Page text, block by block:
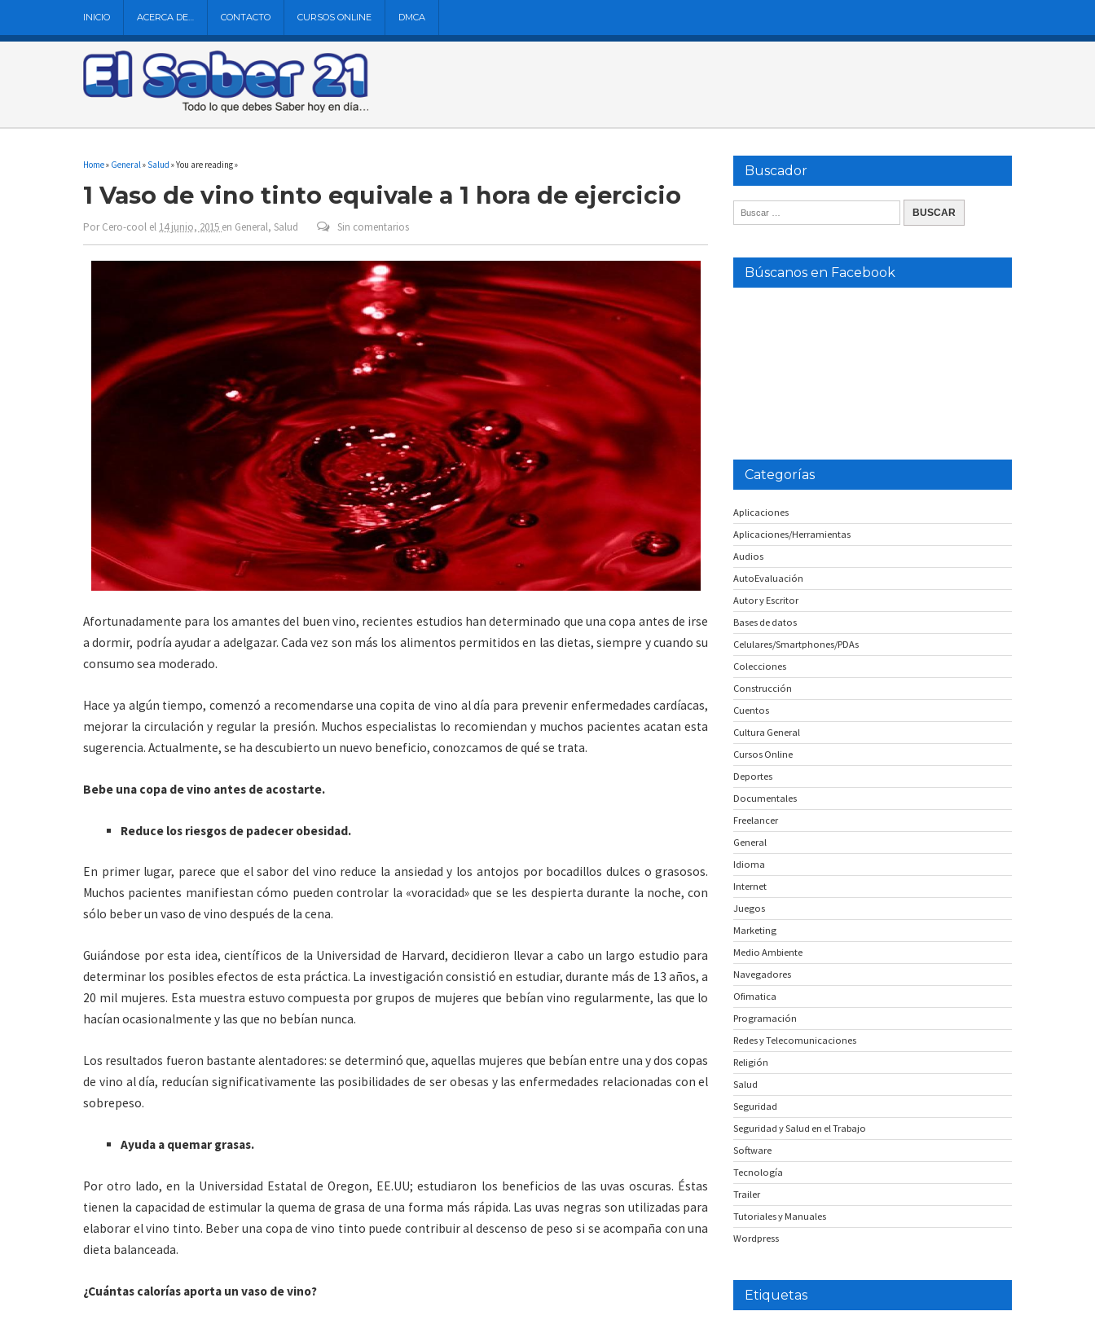
INICIO ACERCA DE… CONTACTO CURSOS ONLINE DMCA
Home» General» Salud » You are reading »
1 Vaso de vino tinto equivale a 1 hora de ejercicio
PorCero-cool el 14 junio, 2015 en General, Salud Sin comentarios
Afortunadamente para los amantes del buen vino, recientes estudios han determinado que una copa antes de irse
a dormir, podría ayudar a adelgazar. Cada vez son más los alimentos permitidos en las dietas, siempre y cuando su
consumo sea moderado.
Hace ya algún tiempo, comenzó a recomendarse una copita de vino al día para prevenir enfermedades cardíacas,
mejorar la circulación y regular la presión. Muchos especialistas lo recomiendan y muchos pacientes acatan esta
sugerencia. Actualmente, se ha descubierto un nuevo beneficio, conozcamos de qué se trata.
Bebe una copa de vino antes de acostarte.
Reduce los riesgos de padecer obesidad.
En primer lugar, parece que el sabor del vino reduce la ansiedad y los antojos por bocadillos dulces o grasosos.
Muchos pacientes manifiestan cómo pueden controlar la «voracidad» que se les despierta durante la noche, con
sólo beber un vaso de vino después de la cena.
Guiándose por esta idea, científicos de la Universidad de Harvard, decidieron llevar a cabo un largo estudio para
determinar los posibles efectos de esta práctica. La investigación consistió en estudiar, durante más de 13 años, a
20 mil mujeres. Esta muestra estuvo compuesta por grupos de mujeres que bebían vino regularmente, las que lo
hacían ocasionalmente y las que no bebían nunca.
Los resultados fueron bastante alentadores: se determinó que, aquellas mujeres que bebían entre una y dos copas
de vino al día, reducían significativamente las posibilidades de ser obesas y las enfermedades relacionadas con el
sobrepeso.
Ayuda a quemar grasas.
Por otro lado, en la Universidad Estatal de Oregon, EE.UU; estudiaron los beneficios de las uvas oscuras. Éstas
tienen la capacidad de estimular la quema de grasa de una forma más rápida. Las uvas negras son utilizadas para
elaborar el vino tinto. Beber una copa de vino tinto puede contribuir al descenso de peso si se acompaña con una
dieta balanceada.
¿Cuántas calorías aporta un vaso de vino?
Buscador
Búscanos en Facebook
Categorías
Aplicaciones
Aplicaciones/Herramientas
Audios
AutoEvaluación
Autor y Escritor
Bases de datos
Celulares/Smartphones/PDAs
Colecciones
Construcción
Cuentos
Cultura General
Cursos Online
Deportes
Documentales
Freelancer
General
Idioma
Internet
Juegos
Marketing
Medio Ambiente
Navegadores
Ofimatica
Programación
Redes y Telecomunicaciones
Religión
Salud
Seguridad
Seguridad y Salud en el Trabajo
Software
Tecnología
Trailer
Tutoriales y Manuales
Wordpress
Etiquetas